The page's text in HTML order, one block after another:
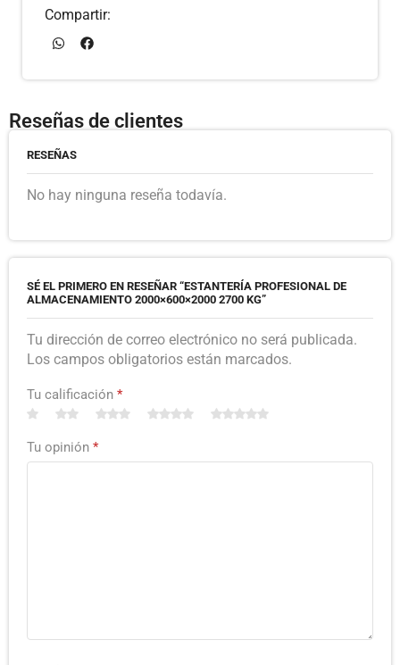
Compartir:
Reseñas de clientes
RESEÑAS
No hay ninguna reseña todavía.
SÉ EL PRIMERO EN RESEÑAR “ESTANTERÍA PROFESIONAL DE
ALMACENAMIENTO 2000×600×2000 2700 KG”
Tu dirección de correo electrónico no será publicada.
Los campos obligatorios están marcados.
Tu calificación *
Tu opinión *